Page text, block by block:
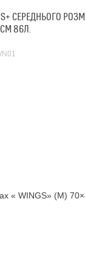
СЕРЕДНЬОГО
86Л.
« WINGS» (M)